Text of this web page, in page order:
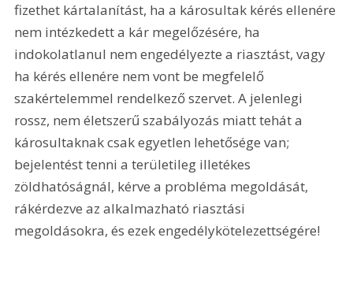
fizethet kártalanítást, ha a károsultak kérés ellenére
nem intézkedett a kár megelőzésére, ha
indokolatlanul nem engedélyezte a riasztást, vagy
ha kérés ellenére nem vont be megfelelő
szakértelemmel rendelkező szervet. A jelenlegi
rossz, nem életszerű szabályozás miatt tehát a
károsultaknak csak egyetlen lehetősége van;
bejelentést tenni a területileg illetékes
zöldhatóságnál, kérve a probléma megoldását,
rákérdezve az alkalmazható riasztási
megoldásokra, és ezek engedélykötelezettségére!